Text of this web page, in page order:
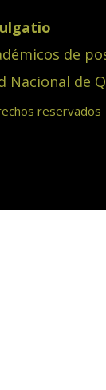
de
Nacional de
reservados